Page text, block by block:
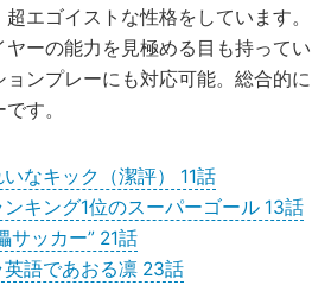
エゴイストな性格をしています。
ヤーの能力を見極める目も持ってい
ョンプレーにも対応可能。総合的に
す。
なキック（潔評） 11話
キング1位のスーパーゴール 13話
サッカー” 21話
語であおる凛 23話